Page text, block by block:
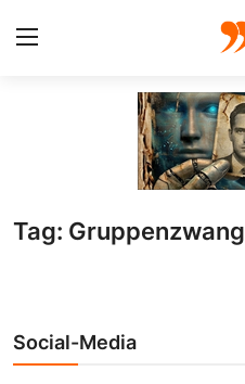
Galerie
Redaktion
Tag: Gruppenzwang
Social-Media